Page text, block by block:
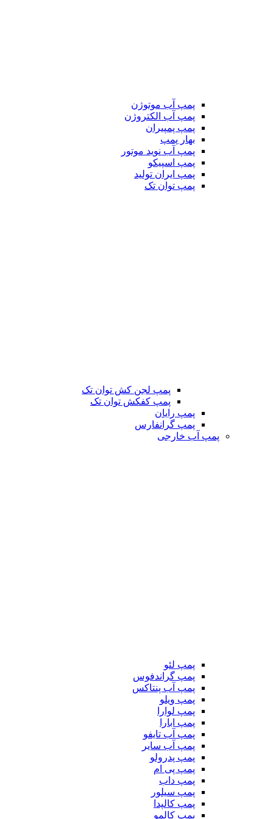
پمپ آب موتوژن
پمپ آب الکتروژن
پمپ پمپیران
بهار پمپ
پمپ آب نوید موتور
پمپ اسپیکو
پمپ ایران تولید
پمپ توان تک
پمپ لجن کش توان تک
پمپ کفکش توان تک
پمپ رایان
پمپ گرانفارس
پمپ آب خارجی
پمپ لئو
پمپ گراندفوس
پمپ آب پنتاکس
پمپ ویلو
پمپ لوارا
پمپ ابارا
پمپ آب تایفو
پمپ آب سایر
پمپ پدرولو
پمپ پی ام
پمپ داب
پمپ سیلور
پمپ کالپدا
پمپ کالمو